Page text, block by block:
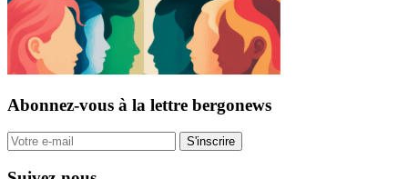
Abonnez-vous à la lettre bergonews
S'inscrire